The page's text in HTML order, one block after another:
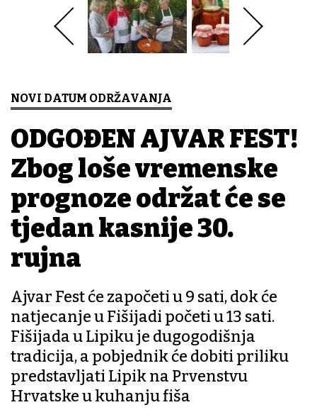
NOVI DATUM ODRŽAVANJA
ODGOĐEN AJVAR FEST!
Zbog loše vremenske
prognoze održat će se
tjedan kasnije 30.
rujna
Ajvar Fest će započeti u 9 sati, dok će
natjecanje u Fišijadi početi u 13 sati.
Fišijada u Lipiku je dugogodišnja
tradicija, a pobjednik će dobiti priliku
predstavljati Lipik na Prvenstvu
Hrvatske u kuhanju fiša